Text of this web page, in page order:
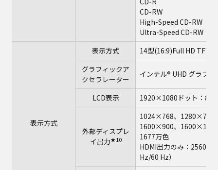
CD-RW
High-Speed CD-RW
Ultra-Speed CD-RW
表示方式
表示方式
14型(16:9)Full HD TFT
グラフィックア
クセラレーター
インテル® UHD グラフ
LCD表示 1920×1080ドット：約
外部ディスプレ
イ出力★10
1024×768、1280×768
1600×900、
1677万色
HDMI出力のみ：
Hz/60 Hz）